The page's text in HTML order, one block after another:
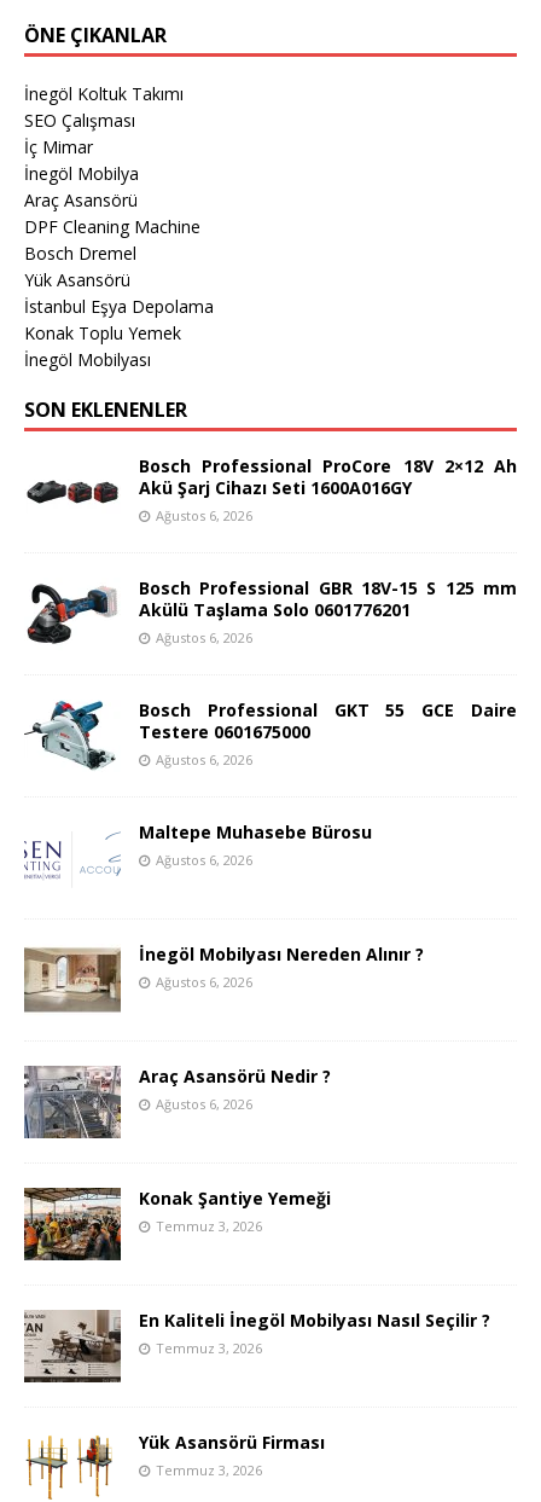
ÖNE ÇIKANLAR
İnegöl Koltuk Takımı
SEO Çalışması
İç Mimar
İnegöl Mobilya
Araç Asansörü
DPF Cleaning Machine
Bosch Dremel
Yük Asansörü
İstanbul Eşya Depolama
Konak Toplu Yemek
İnegöl Mobilyası
SON EKLENENLER
Bosch Professional ProCore 18V 2×12 Ah
Akü Şarj Cihazı Seti 1600A016GY
Ağustos 6, 2026
Bosch Professional GBR 18V-15 S 125 mm
Akülü Taşlama Solo 0601776201
Ağustos 6, 2026
Bosch Professional GKT 55 GCE Daire
Testere 0601675000
Ağustos 6, 2026
Maltepe Muhasebe Bürosu
Ağustos 6, 2026
İnegöl Mobilyası Nereden Alınır ?
Ağustos 6, 2026
Araç Asansörü Nedir ?
Ağustos 6, 2026
Konak Şantiye Yemeği
Temmuz 3, 2026
En Kaliteli İnegöl Mobilyası Nasıl Seçilir ?
Temmuz 3, 2026
Yük Asansörü Firması
Temmuz 3, 2026